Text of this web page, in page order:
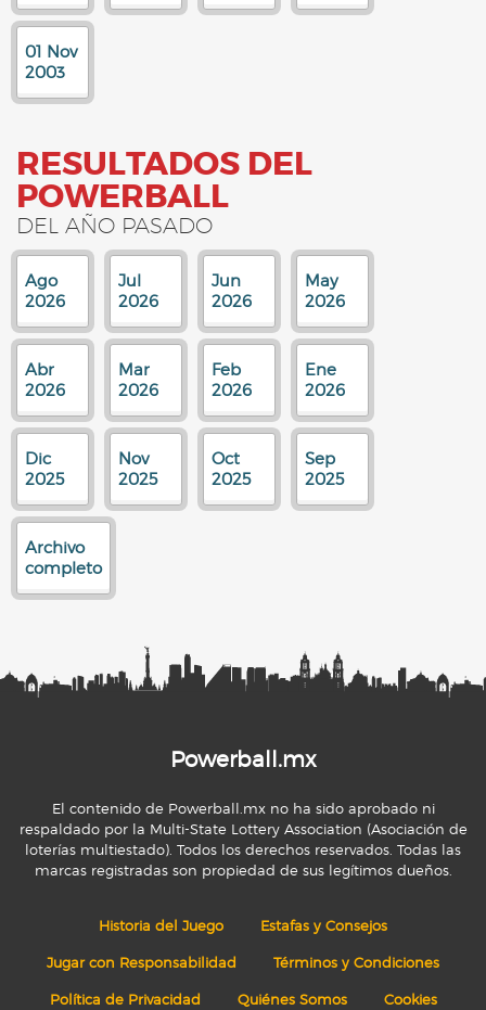
01 Nov
2003
RESULTADOS DEL
POWERBALL
DEL AÑO PASADO
Ago
2026
Jul
2026
Jun
2026
May
2026
Abr
2026
Mar
2026
Feb
2026
Ene
2026
Dic
2025
Nov
2025
Oct
2025
Sep
2025
Archivo
completo
Powerball.mx
El contenido de Powerball.mx no ha sido aprobado ni
respaldado por la Multi-State Lottery Association (Asociación de
loterías multiestado). Todos los derechos reservados. Todas las
marcas registradas son propiedad de sus legítimos dueños.
Historia del Juego Estafas y Consejos
Jugar con Responsabilidad Términos y Condiciones
Política de Privacidad Quiénes Somos Cookies